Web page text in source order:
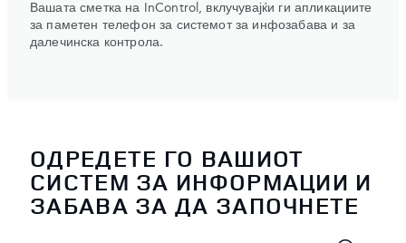
Вашата сметка на InControl, вклучувајќи ги апликациите
за паметен телефон за системот за инфозабава и за
далечинска контрола.
ОДРЕДЕТЕ ГО ВАШИОТ
СИСТЕМ ЗА ИНФОРМАЦИИ И
ЗАБАВА ЗА ДА ЗАПОЧНЕТЕ